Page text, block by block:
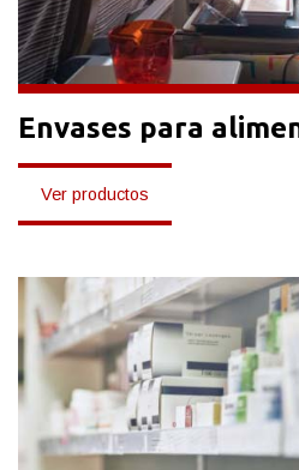
Envases para
Ver productos